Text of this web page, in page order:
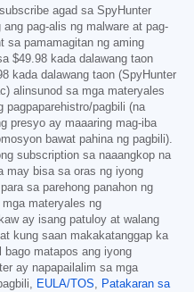
agad sa SpyHunter
pag-alis ng malware at pag-
sa pamamagitan ng aming
$49.98 kada dalawang taon
kada dalawang taon (SpyHunter
alinsunod sa mga materyales
pagpaparehistro/pagbili (na
presyo ay maaaring mag-iba
bawat pahina ng pagbili).
subscription sa naaangkop na
may bisa sa oras ng iyong
sa parehong panahon ng
materyales ng
ay isang patuloy at walang
kung saan makakatanggap ka
bago matapos ang iyong
ay napapailalim sa mga
EULA/TOS, Patakaran sa